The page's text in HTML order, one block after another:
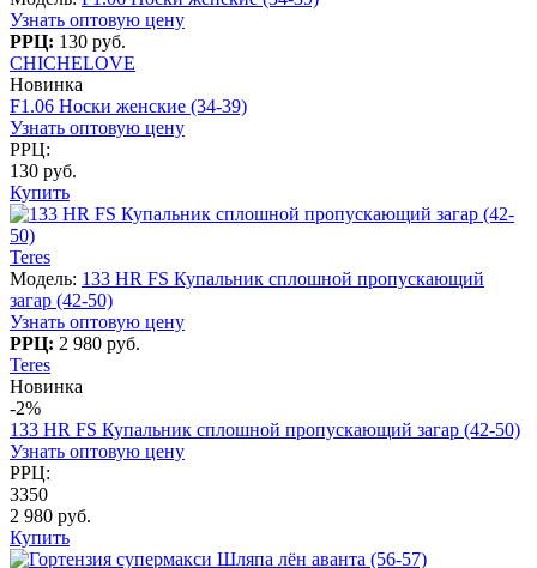
Узнать оптовую цену
РРЦ: 130 руб.
CHICHELOVE
Новинка
F1.06 Носки женские (34-39)
Узнать оптовую цену
РРЦ:
130 руб.
Купить
Teres
Модель: 133 HR FS Купальник сплошной пропускающий
загар (42-50)
Узнать оптовую цену
РРЦ: 2 980 руб.
Teres
Новинка
-2%
133 HR FS Купальник сплошной пропускающий загар (42-50)
Узнать оптовую цену
РРЦ:
3350
2 980 руб.
Купить